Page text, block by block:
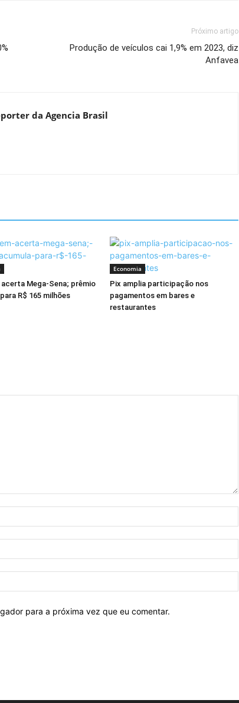
Próximo artigo
Produção de veículos cai 1,9% em 2023, diz
Anfavea
da Agencia Brasil
acerta Mega-Sena; prêmio
R$ 165 milhões
Economia
Pix amplia participação nos
pagamentos em bares e
restaurantes
para a próxima vez que eu comentar.